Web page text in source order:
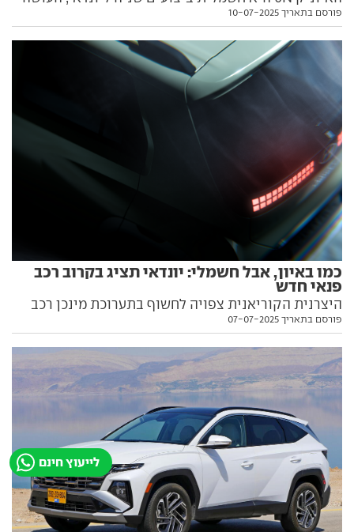
בהשקה העולמית
פורסם בתאריך 10-07-2025
כמו באיון, אבל חשמלי: יונדאי תציג בקרוב רכב
פנאי חדש
היצרנית הקוריאנית צפויה לחשוף בתערוכת מינכן רכב
פנאי חשמלי חדש, בממדים קטנים ועל בסיס פלטפורמה
פורסם בתאריך 07-07-2025
לייעוץ חינם